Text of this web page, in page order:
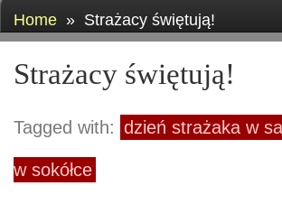
Home » Strażacy świętują!
Strażacy świętują!
Tagged with: dzień strażaka w
w sokółce